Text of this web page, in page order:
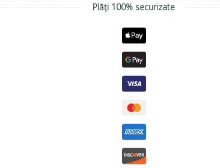
Plăți 100% securizate